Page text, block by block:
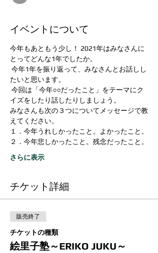
イベントについて
今年もあともう少し！ 2021年はみなさんに
とってどんな1年でしたか。
今年1年を振り返って、みなさんとお話しし
たいと思います。
今回は「今年○○だったこと」をテーマにク
イズをしたり話したりしましょう。
みなさんも次の３つについてメッセージで教
えてください。
１．今年うれしかったこと。よかったこと。
２．今年悲しかったこと。残念だったこと。
さらに表示
チケット詳細
販売終了
チケットの種類
絵里子塾～ERIKO JUKU～